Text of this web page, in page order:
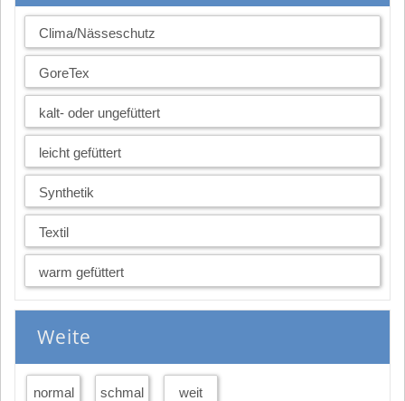
Clima/Nässeschutz
GoreTex
kalt- oder ungefüttert
leicht gefüttert
Synthetik
Textil
warm gefüttert
Weite
normal schmal weit